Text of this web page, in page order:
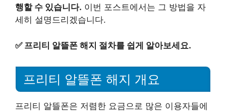
행할 수 있습니다. 이번 포스트에서는 그 방법을 자
세히 설명드리겠습니다.
✅ 프리티 알뜰폰 해지 절차를 쉽게 알아보세요.
프리티 알뜰폰 해지 개요
프리티 알뜰폰은 저렴한 요금으로 많은 이용자들에